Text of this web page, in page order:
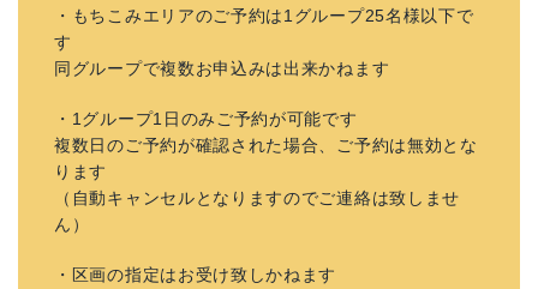
・もちこみエリアのご予約は1グループ25名様以下で
す
同グループで複数お申込みは出来かねます
・1グループ1日のみご予約が可能です
複数日のご予約が確認された場合、ご予約は無効とな
ります
（自動キャンセルとなりますのでご連絡は致しませ
ん）
・区画の指定はお受け致しかねます